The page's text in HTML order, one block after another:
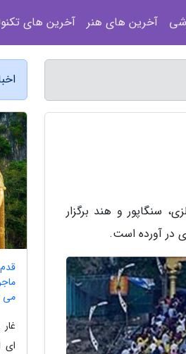
سنگاپور و هند برگزار
در آورده است.
قدم
می
ای
آخرین های هنر آخرین های